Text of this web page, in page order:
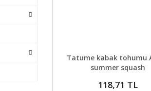
DETAYLAR
Tatume kabak tohumu
summer squash
118,71 TL